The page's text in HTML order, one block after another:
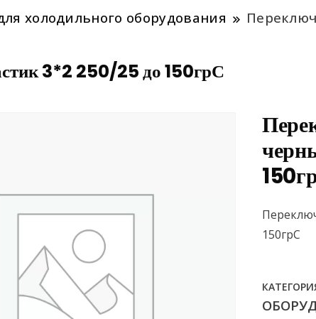
холодильного оборудования
3*2 250/25 до 150грС
150грС